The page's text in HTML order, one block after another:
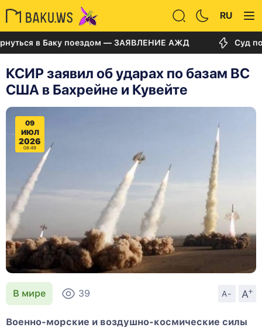
RU
в Баку поездом — ЗАЯВЛЕНИЕ АЖД Суд по делу
КСИР заявил об ударах по базам ВС
США в Бахрейне и Кувейте
09
ИЮЛ
2026
08:49
В мире 39 A- A
+
Военно-морские и воздушно-космические силы